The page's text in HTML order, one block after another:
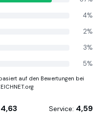
4%
2%
3%
5%
auf den Bewertungen bei
4,63 Service: 4,59